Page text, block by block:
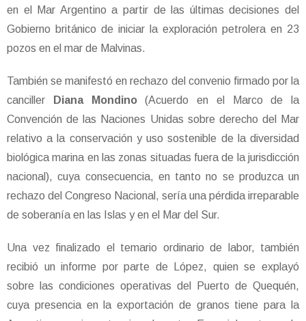
en el Mar Argentino a partir de las últimas decisiones del
Gobierno británico de iniciar la exploración petrolera en 23
pozos en el mar de Malvinas.
También se manifestó en rechazo del convenio firmado por la
canciller
Diana Mondino(Acuerdo en el Marco de la
Convención de las Naciones Unidas sobre derecho del Mar
relativo a la conservación y uso sostenible de la diversidad
biológica marina en las zonas situadas fuera de la jurisdicción
nacional), cuya consecuencia, en tanto no se produzca un
rechazo del Congreso Nacional, sería una pérdida irreparable
de soberanía en las Islas y en el Mar del Sur.
Una vez finalizado el temario ordinario de labor, también
recibió un informe por parte de López, quien se explayó
sobre las condiciones operativas del Puerto de Quequén,
cuya presencia en la exportación de granos tiene para la